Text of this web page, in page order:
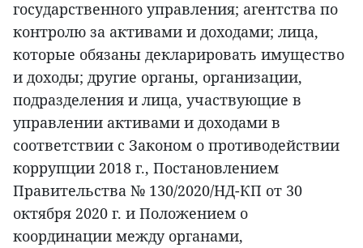
государственного управления; агентства по
контролю за активами и доходами; лица,
которые обязаны декларировать имущество
и доходы; другие органы, организации,
подразделения и лица, участвующие в
управлении активами и доходами в
соответствии с Законом о противодействии
коррупции 2018 г., Постановлением
Правительства № 130/2020/НД-КП от 30
октября 2020 г. и Положением о
координации между органами,